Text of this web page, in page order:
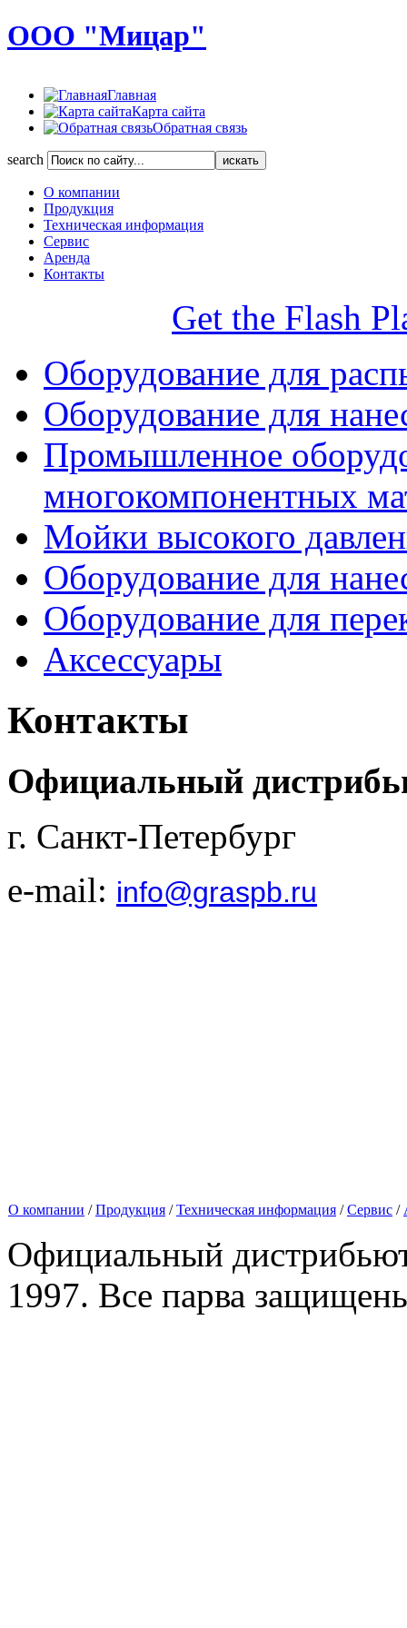
ООО "Мицар"
Главная
Карта сайта
Обратная связь
search
О компании
Продукция
Техническая информация
Сервис
Аренда
Контакты
Get the Flash
Оборудование для
Оборудование для
Промышленное
многокомпонентных
Мойки высокого
Оборудование для
Оборудование для
Аксессуары
Контакты
Официальный
г. Санкт-Петербург
e-mail: info@graspb.ru
О компании /Продукция /Техническая информация /Сервис /
Официальный
1997. Все парва